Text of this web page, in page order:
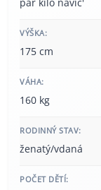
VÝŠKA:
175 cm
VÁHA:
160 kg
RODINNÝ STAV:
ženatý/vdaná
POČET DĚTÍ: